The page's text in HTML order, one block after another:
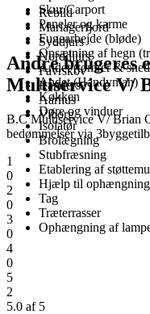
Skur/Carport
Paneler og karme
Fugearbejde (bløde)
Opsætning af hegn
Andet (tømrer &
Andet (Handyman)
Køkken
Døre og vinduer
Isolatør
Brolægning
Stubfræsning
Etablering af
Hjælp til
Tag
Træterrasser
Ophængning af
Rebild
Mariagerfjord
Syddjurs
Norddjurs
Favrskov
Randers
Aarhus
Viborg
Andre brugeres
Multiservice V/
B.C Multiservice V/ Brian
bedømmelser via
1
0
2
0
3
0
4
0
5
2
5.0 af 5